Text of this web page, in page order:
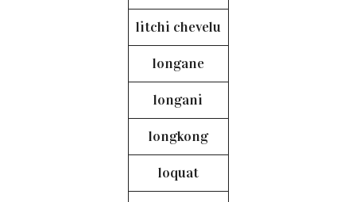
litchi chevelu
longane
longani
longkong
loquat